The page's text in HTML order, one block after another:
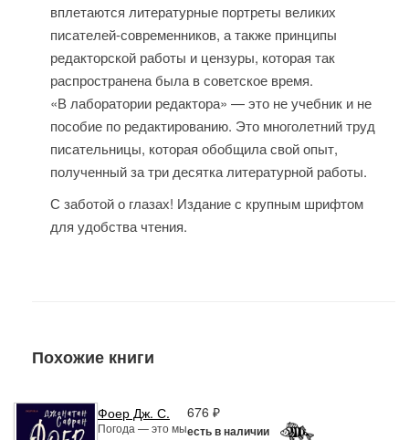
вплетаются литературные портреты великих
писателей-современников, а также принципы
редакторской работы и цензуры, которая так
распространена была в советское время.
«В лаборатории редактора» — это не учебник и не
пособие по редактированию. Это многолетний труд
писательницы, которая обобщила свой опыт,
полученный за три десятка литературной работы.
С заботой о глазах! Издание с крупным шрифтом
для удобства чтения.
Похожие книги
Фоер Дж. С.
Погода — это мы
676 ₽
есть в наличии